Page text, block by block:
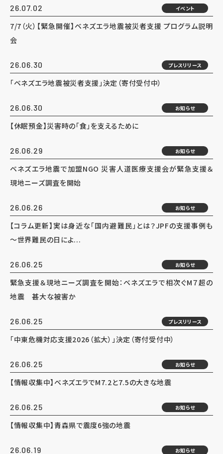
26.07.02 イベント
7/7（火）【緊急開催】ベネズエラ地震被災者支援 プログラム説明
会
26.06.30 プレスリリース
「ベネズエラ地震被災者支援」決定（寄付受付中）
26.06.30 お知らせ
【休眠預金】災害時の「食」を支えるために
26.06.29 お知らせ
ベネズエラ地震で加盟NGO 災害人道医療支援会が緊急支援＆
現地ニーズ調査を開始
26.06.26 お知らせ
【コラム更新】実は身近な「国内避難民」とは？JPFの支援事例も
～世界難民の日によ...
26.06.25 お知らせ
緊急支援＆現地ニーズ調査を開始：ベネズエラで相次ぐM７超の
地震 甚大な被害か
26.06.25 プレスリリース
「中東危機対応支援2026（拡大）」決定（寄付受付中）
26.06.25 お知らせ
【情報収集中】ベネズエラでM7.2と7.5の大きな地震
26.06.25 お知らせ
【情報収集中】青森県で震度6強の地震
26.06.19 お知らせ